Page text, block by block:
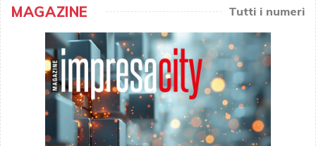
MAGAZINE Tutti i numeri